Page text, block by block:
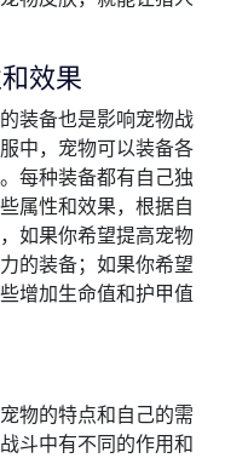
效果
装备也是影响宠物战
中，宠物可以装备各
每种装备都有自己独
属性和效果，根据自
如果你希望提高宠物
的装备；如果你希望
增加生命值和护甲值
物的特点和自己的需
斗中有不同的作用和